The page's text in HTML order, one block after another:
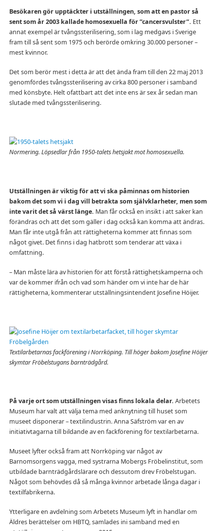
Besökaren gör upptäckter i utställningen, som att en pastor så
sent som år 2003 kallade homosexuella för ”cancersvulster”. Ett
annat exempel är tvångssterilisering, som i lag medgavs i Sverige
fram till så sent som 1975 och berörde omkring 30.000 personer –
mest kvinnor.
Det som berör mest i detta är att det ända fram till den 22 maj 2013
genomfördes tvångssterilisering av cirka 800 personer i samband
med könsbyte. Helt ofattbart att det inte ens är sex år sedan man
slutade med tvångssterilisering.
Normering. Löpsedlar från 1950-talets hetsjakt mot homosexuella.
Utställningen är viktig för att vi ska påminnas om historien
bakom det som vi i dag vill betrakta som självklarheter, men som
inte varit det så värst länge. Man får också en insikt i att saker kan
förändras och att det som gäller i dag också kan komma att ändras.
Man får inte utgå från att rättigheterna kommer att finnas som
något givet. Det finns i dag hatbrott som tenderar att växa i
omfattning.
– Man måste lära av historien för att förstå rättighetskamperna och
var de kommer ifrån och vad som händer om vi inte har de här
rättigheterna, kommenterar utställningsintendent Josefine Höijer.
Textilarbetarnas fackförening i Norrköping. Till höger bakom Josefine Höijer
skymtar Fröbelstugans barnträdgård.
På varje ort som utställningen visas finns lokala delar. Arbetets
Museum har valt att välja tema med anknytning till huset som
museet disponerar – textilindustrin. Anna Säfström var en av
initiativtagarna till bildande av en fackförening för textilarbetarna.
Museet lyfter också fram att Norrköping var något av
Barnomsorgens vagga, med systrarna Mobergs Fröbelinstitut, som
utbildade barnträdgårdslärare och dessutom drev Fröbelstugan.
Något som behövdes då så många kvinnor arbetade långa dagar i
textilfabrikerna.
Ytterligare en avdelning som Arbetets Museum lyft in handlar om
Äldres berättelser om HBTQ, samlades ini samband med en